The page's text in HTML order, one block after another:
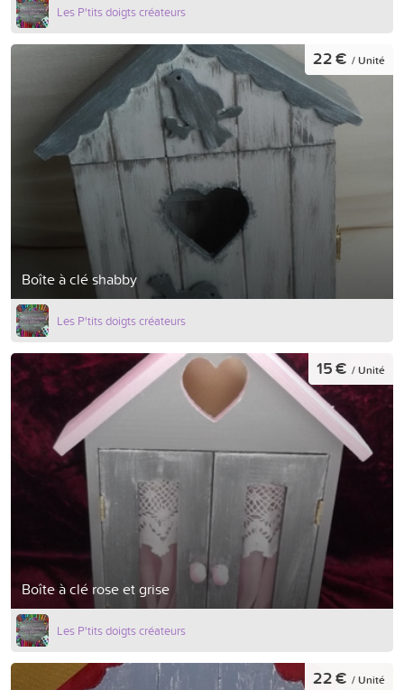
Les P'tits doigts créateurs
Boîte à clé shabby
22 € / Unité
Les P'tits doigts créateurs
Boîte à clé rose et grise
15 € / Unité
Les P'tits doigts créateurs
22 € / Unité